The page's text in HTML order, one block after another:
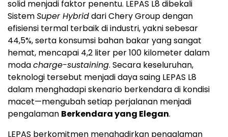
solid menjadi faktor penentu. LEPAS L8 dibekali
SistemSuper Hybriddari Chery Group dengan
efisiensi termal terbaik di industri, yakni sebesar
44,5%, serta konsumsi bahan bakar yang sangat
hemat, mencapai 4,2 liter per 100 kilometer dalam
modacharge-sustaining. Secara keseluruhan,
teknologi tersebut menjadi daya saing LEPAS L8
dalam menghadapi skenario berkendara di kondisi
macet—mengubah setiap perjalanan menjadi
pengalaman Berkendara yang Elegan.
LEPAS berkomitmen menghadirkan pengalaman